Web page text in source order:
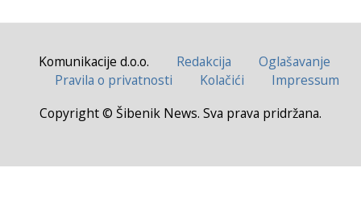
Komunikacije d.o.o. Redakcija
Oglašavanje
Pravila o privatnosti
Kolačići
Impressum
Copyright © Šibenik News. Sva prava pridržana.